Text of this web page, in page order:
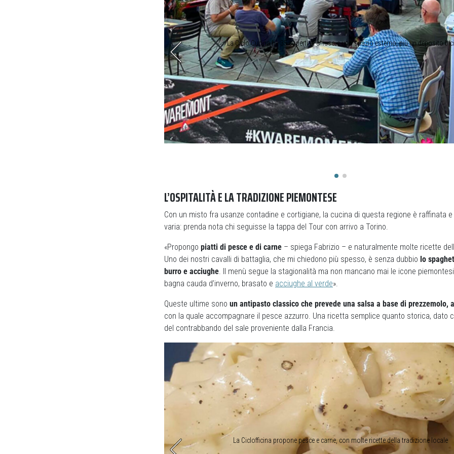
La Ciclo Cucina ha 35 coperti al chiuso e uno spazio esterno, più un deposito bici
L’OSPITALITÀ E LA TRADIZIONE PIEMONTESE
Con un misto fra usanze contadine e cortigiane, la cucina di questa regione è raffinata
varia: prenda nota chi seguisse la tappa del Tour con arrivo a Torino.
«Propongo piatti di pesce e di carne – spiega Fabrizio – e naturalmente molte ricette
Uno dei nostri cavalli di battaglia, che mi chiedono più spesso, è senza dubbio lo
burro e acciughe. Il menù segue la stagionalità ma non mancano mai le icone
bagna cauda d’inverno, brasato e acciughe al verde».
Queste ultime sono un antipasto classico che prevede una salsa a base di prezzemolo,
con la quale accompagnare il pesce azzurro. Una ricetta semplice quanto storica, dato
del contrabbando del sale proveniente dalla Francia.
La Ciclofficina propone pesce e carne, con molte ricette della tradizione locale